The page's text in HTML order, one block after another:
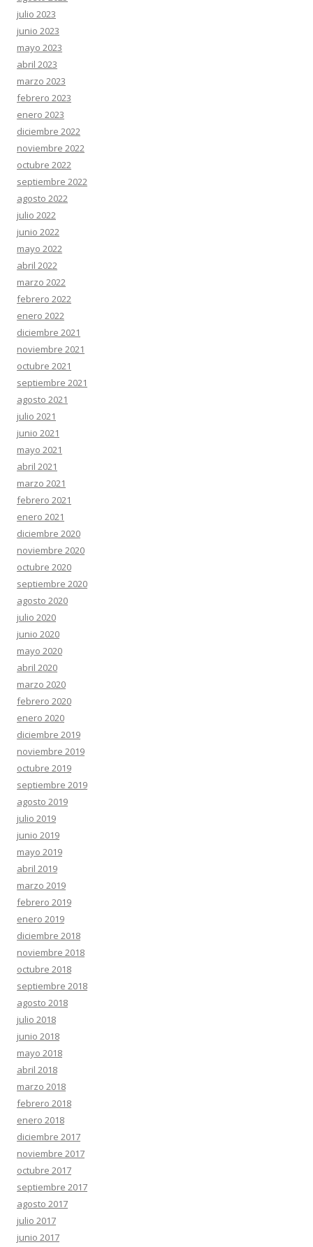
julio 2023
junio 2023
mayo 2023
abril 2023
marzo 2023
febrero 2023
enero 2023
diciembre 2022
noviembre 2022
octubre 2022
septiembre 2022
agosto 2022
julio 2022
junio 2022
mayo 2022
abril 2022
marzo 2022
febrero 2022
enero 2022
diciembre 2021
noviembre 2021
octubre 2021
septiembre 2021
agosto 2021
julio 2021
junio 2021
mayo 2021
abril 2021
marzo 2021
febrero 2021
enero 2021
diciembre 2020
noviembre 2020
octubre 2020
septiembre 2020
agosto 2020
julio 2020
junio 2020
mayo 2020
abril 2020
marzo 2020
febrero 2020
enero 2020
diciembre 2019
noviembre 2019
octubre 2019
septiembre 2019
agosto 2019
julio 2019
junio 2019
mayo 2019
abril 2019
marzo 2019
febrero 2019
enero 2019
diciembre 2018
noviembre 2018
octubre 2018
septiembre 2018
agosto 2018
julio 2018
junio 2018
mayo 2018
abril 2018
marzo 2018
febrero 2018
enero 2018
diciembre 2017
noviembre 2017
octubre 2017
septiembre 2017
agosto 2017
julio 2017
junio 2017